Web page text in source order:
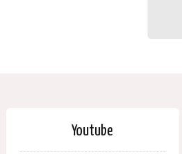
Youtube